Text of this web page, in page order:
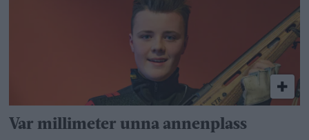
Var millimeter unna annenplass